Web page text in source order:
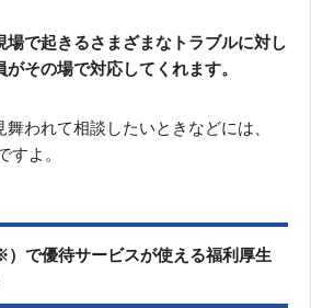
場で起きるさまざまなトラブルに対し
その場で対応してくれます。
われて相談したいときなどには、
すよ。
で優待サービスが使える福利厚生